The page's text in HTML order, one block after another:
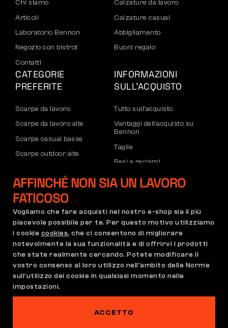
Chi siamo
Articoli
Laboratorio Bennon
Negozio con bistrot
Contatti
Calzature da lavoro
Calzature casual
Abbigliamento
Buoni regalo
CATEGORIE
PREFERITE
Scarpe da lavoro
Scarpe da lavoro alte
Scarpe casual basse
Scarpe outdoor alte
Felpe
INFORMAZIONI
SULL’ACQUISTO
Tutto sull’acquisto
Vantaggi dell’acquisto su
Bennon
Taglie
Resi e reclami
Trasporto e pagamento
Reclami e garanzia
Condizioni Generali
Regolamento di Reclamo
Impostazioni dei cookie
GDPR
Italia | Italiano
AFFINCHÉ NON SIA UN LAVORO
FATICOSO
Vogliamo che fare acquisti nel nostro e-shop sia il più
piacevole possibile per te. Per questo motivo utilizziamo
i cookie cookies, che ci consentono di migliorare
notevolmente la sua funzionalità e di offrirvi i prodotti
che state realmente cercando. Potete modificare il
vostro consenso al loro utilizzo nell'ambito delle Norme
sull'utilizzo dei cookie in qualsiasi momento nelle
impostazioni.
ACCETTO